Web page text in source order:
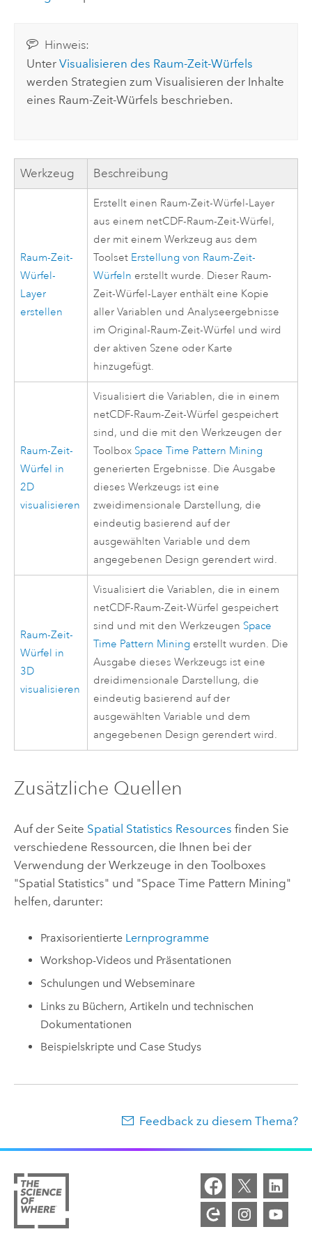
Hinweis:
UnterVisualisieren des Raum-Zeit-Würfels
werden Strategien zum Visualisieren der Inhalte
eines Raum-Zeit-Würfels beschrieben.
Werkzeug Beschreibung
Raum-Zeit-
Würfel-
Layer
erstellen
Erstellt einen Raum-Zeit-Würfel-Layer
aus einem netCDF-Raum-Zeit-Würfel,
der mit einem Werkzeug aus dem
Toolset Erstellung von Raum-Zeit-
Würfeln erstellt wurde. Dieser Raum-
Zeit-Würfel-Layer enthält eine Kopie
aller Variablen und Analyseergebnisse
im Original-Raum-Zeit-Würfel und wird
der aktiven Szene oder Karte
hinzugefügt.
Raum-Zeit-
Würfel in
2D
visualisieren
Visualisiert die Variablen, die in einem
netCDF-Raum-Zeit-Würfel gespeichert
sind, und die mit den Werkzeugen der
Toolbox Space Time Pattern Mining
generierten Ergebnisse. Die Ausgabe
dieses Werkzeugs ist eine
zweidimensionale Darstellung, die
eindeutig basierend auf der
ausgewählten Variable und dem
angegebenen Design gerendert wird.
Raum-Zeit-
Würfel in
3D
visualisieren
Visualisiert die Variablen, die in einem
netCDF-Raum-Zeit-Würfel gespeichert
sind und mit den Werkzeugen Space
Time Pattern Mining erstellt wurden. Die
Ausgabe dieses Werkzeugs ist eine
dreidimensionale Darstellung, die
eindeutig basierend auf der
ausgewählten Variable und dem
angegebenen Design gerendert wird.
Zusätzliche Quellen
Auf der Seite Spatial Statistics Resources finden Sie
verschiedene Ressourcen, die Ihnen bei der
Verwendung der Werkzeuge in den Toolboxes
"Spatial Statistics" und "Space Time Pattern Mining"
helfen, darunter:
Praxisorientierte Lernprogramme
Workshop-Videos und Präsentationen
Schulungen und Webseminare
Links zu Büchern, Artikeln und technischen
Dokumentationen
Beispielskripte und Case Studys
Feedback zu diesem Thema?